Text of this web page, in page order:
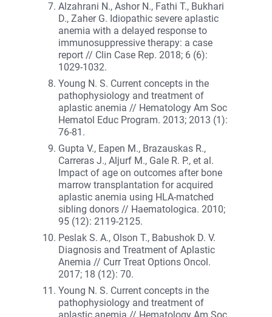
Alzahrani N., Ashor N., Fathi T., Bukhari
D., Zaher G. Idiopathic severe aplastic
anemia with a delayed response to
immunosuppressive therapy: a case
report // Clin Case Rep. 2018; 6 (6):
1029-1032.
Young N. S. Current concepts in the
pathophysiology and treatment of
aplastic anemia // Hematology Am Soc
Hematol Educ Program. 2013; 2013 (1):
76-81.
Gupta V., Eapen M., Brazauskas R.,
Carreras J., Aljurf M., Gale R. P., et al.
Impact of age on outcomes after bone
marrow transplantation for acquired
aplastic anemia using HLA-matched
sibling donors // Haematologica. 2010;
95 (12): 2119-2125.
Peslak S. A., Olson T., Babushok D. V.
Diagnosis and Treatment of Aplastic
Anemia // Curr Treat Options Oncol.
2017; 18 (12): 70.
Young N. S. Current concepts in the
pathophysiology and treatment of